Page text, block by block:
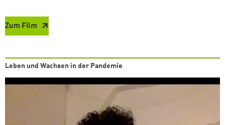
Zum Film
Leben und Wachsen in der Pandemie